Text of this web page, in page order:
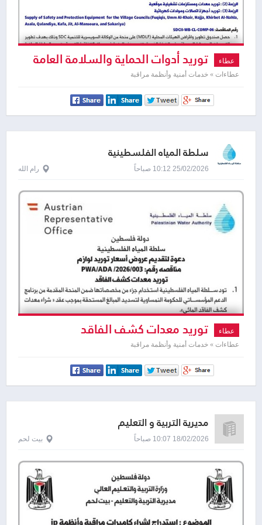
عطاء توريد أدوات الحماية والسلامة العامة
لصالح مجموعة مجالس قروية
عطاءات » خدمات أمنية وأنظمة مراقبة
سلطة المياه الفلسطينية
25/02/2026 10:12 صباحاً رام الله
عطاء توريد معدات كشف الفاقد
عطاءات » خدمات أمنية وأنظمة مراقبة
مديرية التربية و التعليم
18/02/2026 10:07 صباحاً بيت لحم